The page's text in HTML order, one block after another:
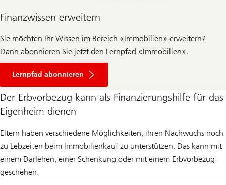
Finanzwissen erweitern
Sie möchten Ihr Wissen im Bereich «Immobilien» erweitern?
Dann abonnieren Sie jetzt den Lernpfad «Immobilien».
Lernpfad abonnieren
Der Erbvorbezug kann als Finanzierungshilfe für das
Eigenheim dienen
Eltern haben verschiedene Möglichkeiten, ihren Nachwuchs noch
zu Lebzeiten beim Immobilienkauf zu unterstützen. Das kann mit
einem Darlehen, einer Schenkung oder mit einem Erbvorbezug
geschehen.